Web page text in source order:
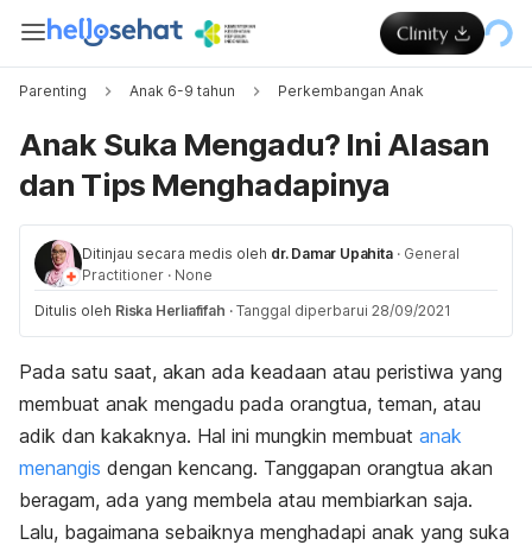
Parenting Anak 6-9 tahun Perkembangan Anak
Anak Suka Mengadu? Ini Alasan
dan Tips Menghadapinya
Ditinjau secara medis oleh dr. Damar Upahita · General
Practitioner · None
Ditulis oleh Riska Herliafifah · Tanggal diperbarui 28/09/2021
Pada satu saat, akan ada keadaan atau peristiwa yang
membuat anak mengadu pada orangtua, teman, atau
adik dan kakaknya. Hal ini mungkin membuat anak
menangis dengan kencang. Tanggapan orangtua akan
beragam, ada yang membela atau membiarkan saja.
Lalu, bagaimana sebaiknya menghadapi anak yang suka